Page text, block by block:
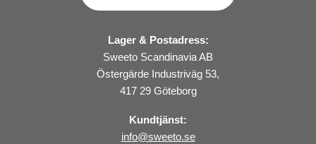
Lager & Postadress:
Sweeto Scandinavia AB
Östergärde Industriväg 53,
417 29 Göteborg
Kundtjänst:
info@sweeto.se